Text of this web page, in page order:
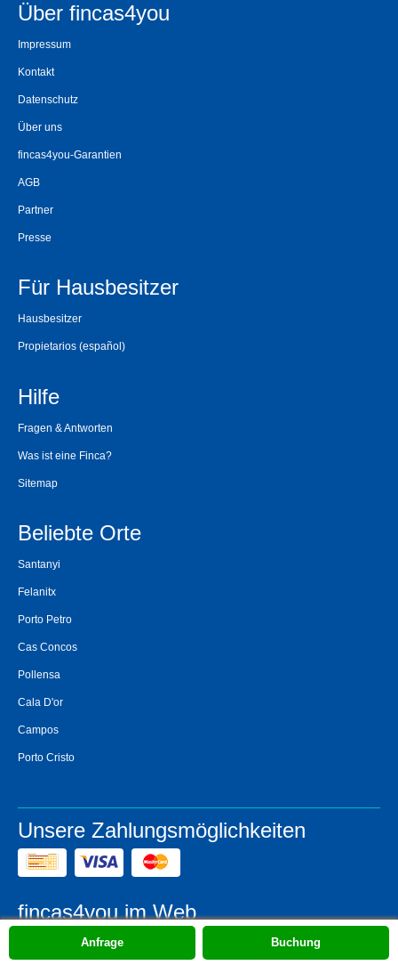
Anfrage Buchung
Über fincas4you
Impressum
Kontakt
Datenschutz
Über uns
fincas4you-Garantien
AGB
Partner
Presse
Für Hausbesitzer
Hausbesitzer
Propietarios (español)
Hilfe
Fragen & Antworten
Was ist eine Finca?
Sitemap
Beliebte Orte
Santanyi
Felanitx
Porto Petro
Cas Concos
Pollensa
Cala D'or
Campos
Porto Cristo
Unsere Zahlungsmöglichkeiten
fincas4you im Web